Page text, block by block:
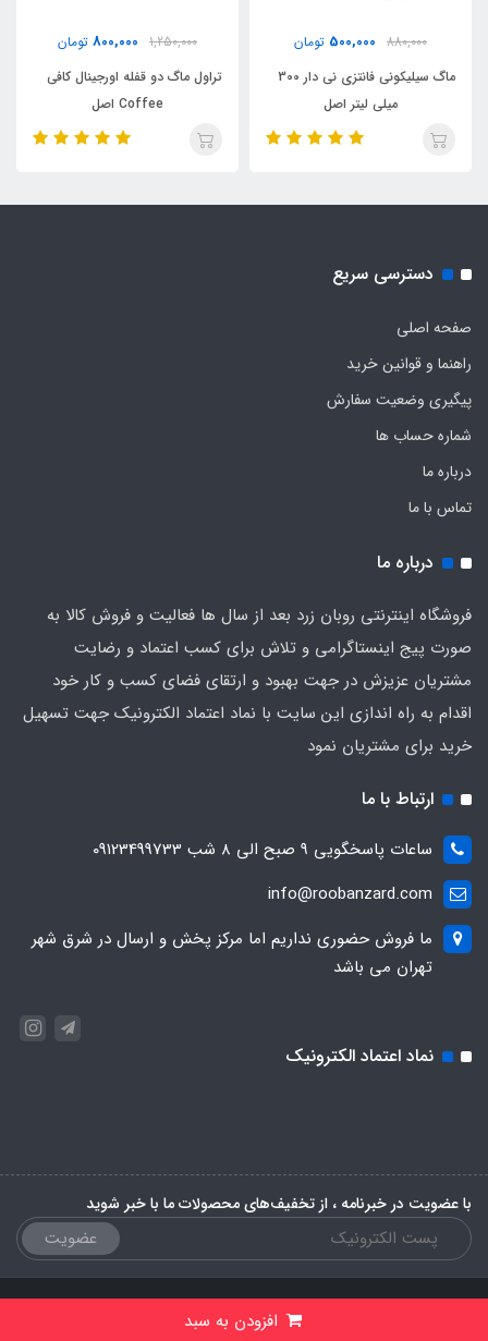
880,000
500,000 تومان
ماگ سیلیکونی فانتزی نی دار 300
میلی لیتر اصل
1,250,000
800,000 تومان
تراول ماگ دو قفله اورجینال کافی
Coffee اصل
دسترسی سریع
صفحه اصلی
راهنما و قوانین خرید
پیگیری وضعیت سفارش
شماره حساب ها
درباره ما
تماس با ما
درباره ما
فروشگاه اینترنتی روبان زرد بعد از سال ها فعالیت و فروش کالا به
صورت پیج اینستاگرامی و تلاش برای کسب اعتماد و رضایت
مشتریان عزیزش در جهت بهبود و ارتقای فضای کسب و کار خود
اقدام به راه اندازی این سایت با نماد اعتماد الکترونیک جهت تسهیل
خرید برای مشتریان نمود
ارتباط با ما
ساعات پاسخگویی ۹ صبح الی ۸ شب ۰۹۱23499733
info@roobanzard.com
ما فروش حضوری نداریم اما مرکز پخش و ارسال در شرق شهر
تهران می باشد
نماد اعتماد الکترونیک
با عضویت در خبرنامه ، از تخفیف‌های محصولات ما با خبر شوید
عضویت